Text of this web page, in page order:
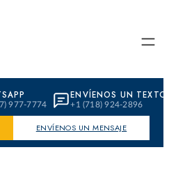
977-7774
ENVÍENOS UN TEXTO
+1 (718) 924-2896
ENVÍENOS UN MENSAJE